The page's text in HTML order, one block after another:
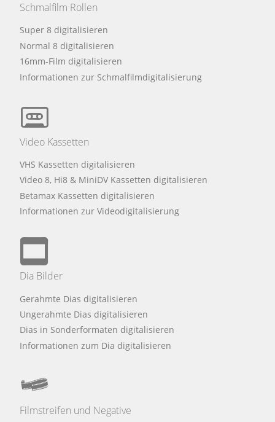
Schmalfilm Rollen
Super 8 digitalisieren
Normal 8 digitalisieren
16mm-Film digitalisieren
Informationen zur Schmalfilmdigitalisierung
Video Kassetten
VHS Kassetten digitalisieren
Video 8, Hi8 & MiniDV Kassetten digitalisieren
Betamax Kassetten digitalisieren
Informationen zur Videodigitalisierung
Dia Bilder
Gerahmte Dias digitalisieren
Ungerahmte Dias digitalisieren
Dias in Sonderformaten digitalisieren
Informationen zum Dia digitalisieren
Filmstreifen und Negative